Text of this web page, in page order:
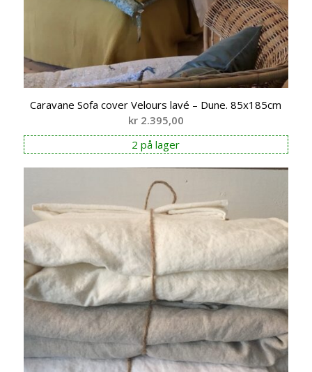
Caravane Sofa cover Velours lavé – Dune. 85x185cm
kr2.395,00
2 på lager